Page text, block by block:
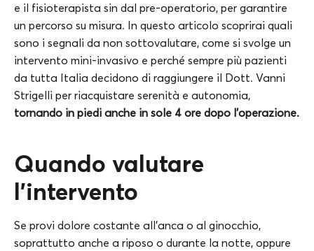
e il fisioterapista sin dal pre-operatorio, per garantire
un percorso su misura. In questo articolo scoprirai quali
sono i segnali da non sottovalutare, come si svolge un
intervento mini-invasivo e perché sempre più pazienti
da tutta Italia decidono di raggiungere il Dott. Vanni
Strigelli per riacquistare serenità e autonomia,
tornando in piedi anche in sole 4 ore dopo l’operazione.
Quando valutare
l’intervento
Se provi dolore costante all’anca o al ginocchio,
soprattutto anche a riposo o durante la notte, oppure